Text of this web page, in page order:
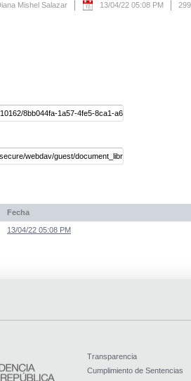
Mishel Salazar
13/04/22 05:08 PM
Fecha
13/04/22 05:08 PM
Transparencia
Cumplimiento de Sentencias